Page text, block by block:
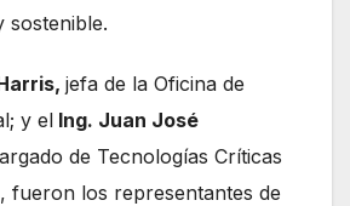
sostenible.
jefa de la Oficina de
y el Ing. Juan José
de Tecnologías Críticas
fueron los representantes de